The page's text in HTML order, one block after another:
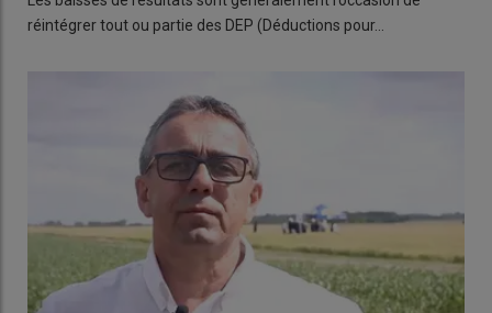
réintégrer tout ou partie des DEP (Déductions pour…